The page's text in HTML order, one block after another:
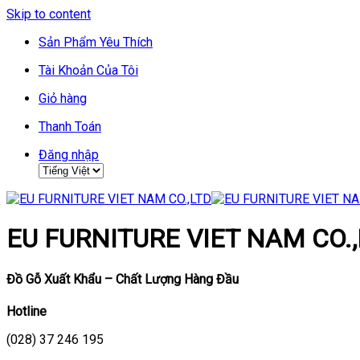
Skip to content
Sản Phẩm Yêu Thích
Tài Khoản Của Tôi
Giỏ hàng
Thanh Toán
Đăng nhập
EU FURNITURE VIET NAM
Đồ Gỗ Xuất Khẩu – Chất Lượng Hàng Đầu
Hotline
(028) 37 246 195